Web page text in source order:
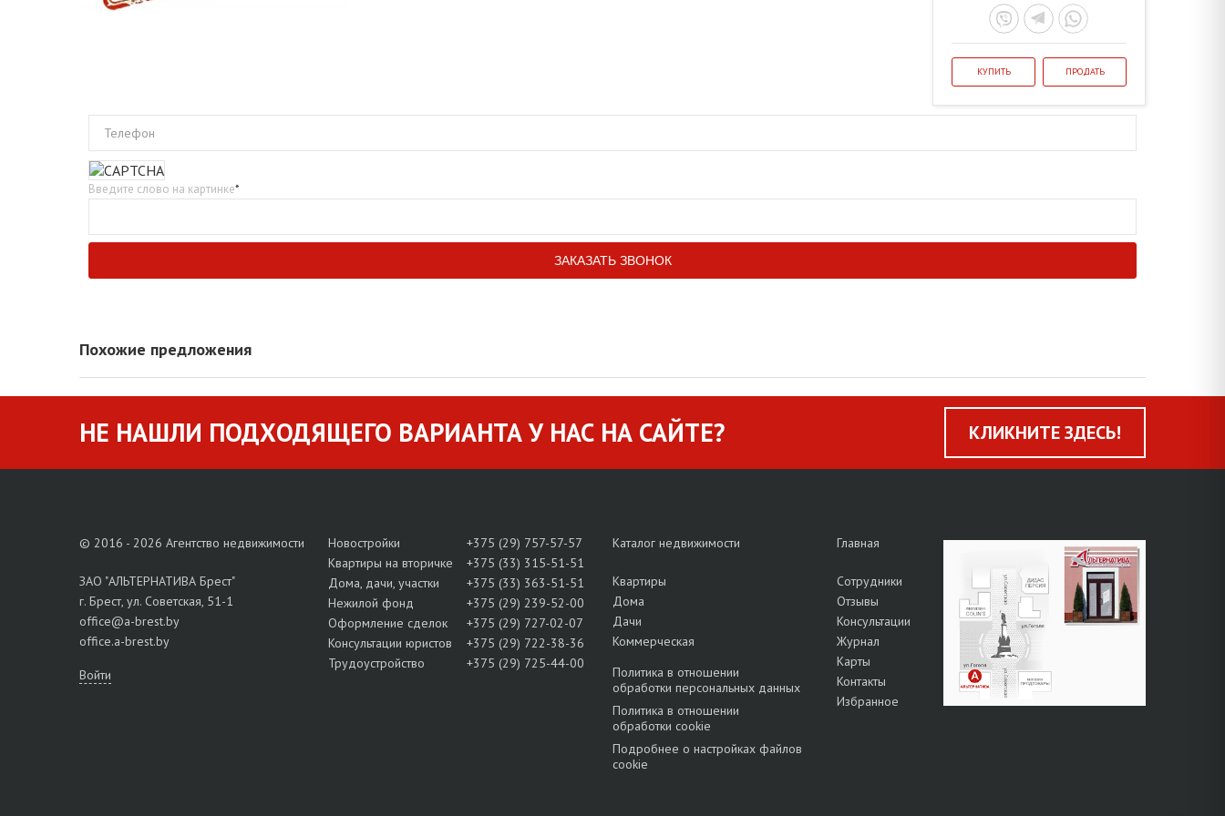
КУПИТЬ ПРОДАТЬ
Телефон
Введите слово на картинке*
Похожие предложения
НЕ НАШЛИ ПОДХОДЯЩЕГО ВАРИАНТА У НАС НА САЙТЕ? КЛИКНИТЕ ЗДЕСЬ!
© 2016 - 2026 Агентство недвижимости
ЗАО "АЛЬТЕРНАТИВА Брест"
г. Брест, ул. Советская, 51-1
office@a-brest.by
office.a-brest.by
Войти
Новостройки
+375 (29) 757-57-57
Квартиры на вторичке
+375 (33) 315-51-51
Дома, дачи, участки
+375 (33) 363-51-51
Нежилой фонд
+375 (29) 239-52-00
Оформление сделок
+375 (29) 727-02-07
Консультации юристов
+375 (29) 722-38-36
Трудоустройство
+375 (29) 725-44-00
Каталог недвижимости
Квартиры
Дома
Дачи
Коммерческая
Политика в отношении
обработки персональных данных
Политика в отношении
обработки cookie
Подробнее о настройках файлов
cookie
Главная
Сотрудники
Отзывы
Консультации
Журнал
Карты
Контакты
Избранное